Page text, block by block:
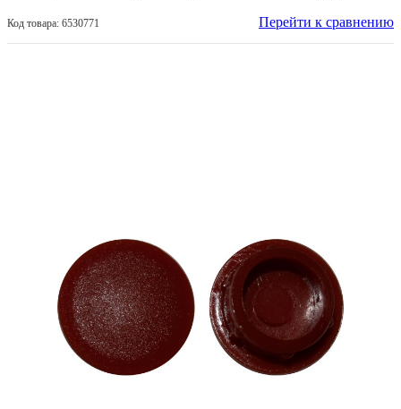
Код товара: 6530771 Перейти к сравнению